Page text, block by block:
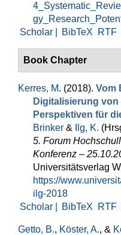
Scholar |
BibTeX RTF
Book Chapter
Kerres, M. (2018). Vom
Digitalisierung von
Perspektiven für
Brinker & Ilg, K.
5. Forum
Konferenz –
Universitätsverlag
https://
ilg-2018
Scholar |
BibTeX RTF
Getto, B., Köster, A., &